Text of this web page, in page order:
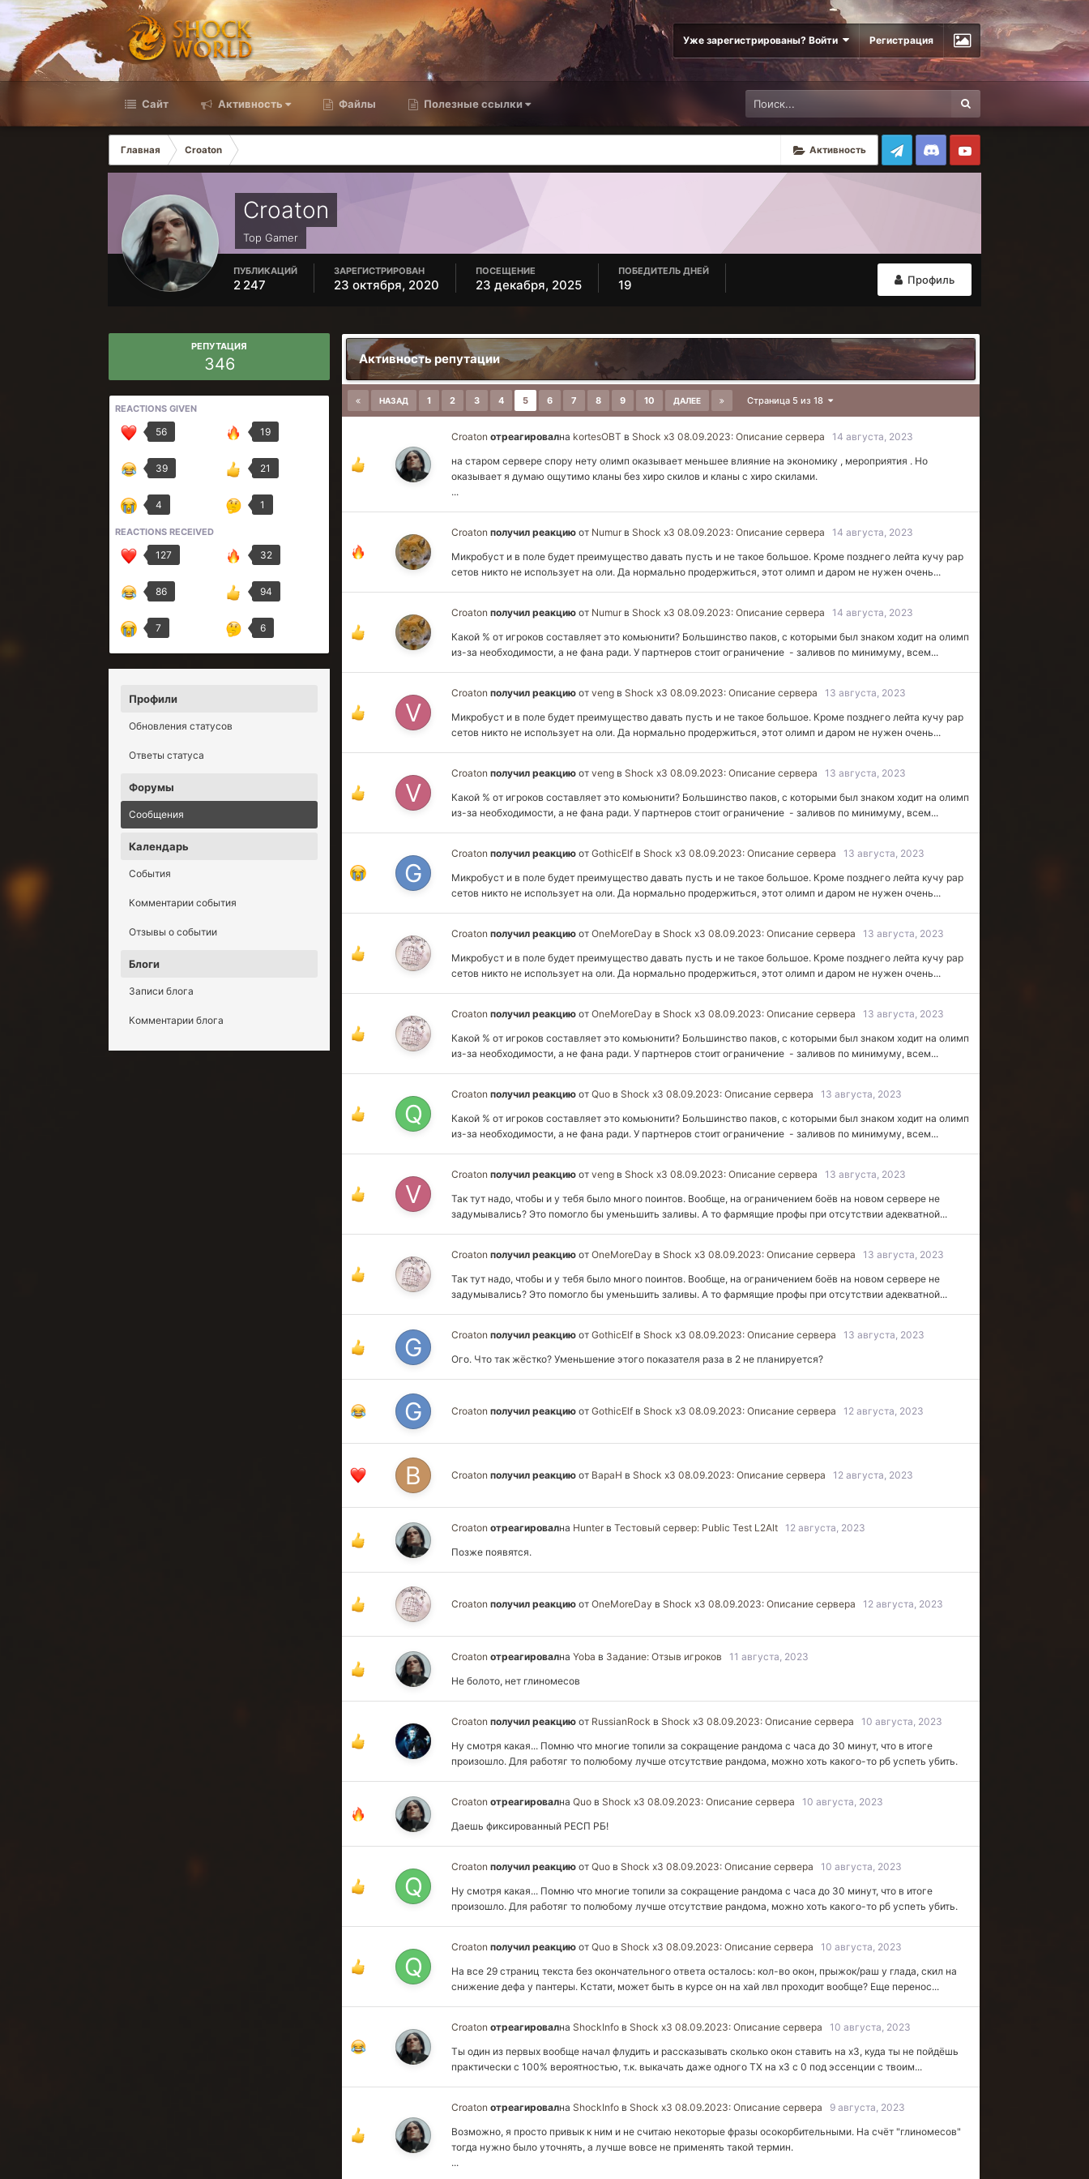
Уже зарегистрированы? Войти Регистрация
Сайт Активность Файлы Полезные ссылки
Активность
Главная Croaton
Croaton
Top Gamer
Профиль
ПУБЛИКАЦИЙ
2 247
ЗАРЕГИСТРИРОВАН
23 октября, 2020
ПОСЕЩЕНИЕ
23 декабря, 2025
ПОБЕДИТЕЛЬ ДНЕЙ
19
РЕПУТАЦИЯ
346
REACTIONS GIVEN
56 19
39 21
4 1
REACTIONS RECEIVED
127 32
86 94
7 6
Профили
Обновления статусов
Ответы статуса
Форумы
Сообщения
Календарь
События
Комментарии события
Отзывы о событии
Блоги
Записи блога
Комментарии блога
Активность репутации
НАЗАД 1 2 3 4 5 6 7 8 9 10 ДАЛЕЕ Страница 5 из 18
Croaton отреагировална kortesOBT вShock x3 08.09.2023: Описание сервера
14 августа, 2023
на старом сервере спору нету олимп оказывает меньшее влияние на экономику , мероприятия . Но
оказывает я думаю ощутимо кланы без хиро скилов и кланы с хиро скилами.
...
Croaton получил реакцию от Numur вShock x3 08.09.2023: Описание сервера
14 августа, 2023
Микробуст и в поле будет преимущество давать пусть и не такое большое. Кроме позднего лейта кучу рар
сетов никто не использует на оли. Да нормально продержиться, этот олимп и даром не нужен очень...
Croaton получил реакцию от Numur вShock x3 08.09.2023: Описание сервера
14 августа, 2023
Какой % от игроков составляет это комьюнити? Большинство паков, с которыми был знаком ходит на олимп
из-за необходимости, а не фана ради. У партнеров стоит ограничение - заливов по минимуму, всем...
Croaton получил реакцию отveng вShock x3 08.09.2023: Описание сервера
13 августа, 2023
Микробуст и в поле будет преимущество давать пусть и не такое большое. Кроме позднего лейта кучу рар
сетов никто не использует на оли. Да нормально продержиться, этот олимп и даром не нужен очень...
Croaton получил реакцию отveng вShock x3 08.09.2023: Описание сервера
13 августа, 2023
Какой % от игроков составляет это комьюнити? Большинство паков, с которыми был знаком ходит на олимп
из-за необходимости, а не фана ради. У партнеров стоит ограничение - заливов по минимуму, всем...
Croaton получил реакцию отGothicElf вShock x3 08.09.2023: Описание сервера
13 августа, 2023
Микробуст и в поле будет преимущество давать пусть и не такое большое. Кроме позднего лейта кучу рар
сетов никто не использует на оли. Да нормально продержиться, этот олимп и даром не нужен очень...
Croaton получил реакцию отOneMoreDay вShock x3 08.09.2023: Описание сервера
13 августа, 2023
Микробуст и в поле будет преимущество давать пусть и не такое большое. Кроме позднего лейта кучу рар
сетов никто не использует на оли. Да нормально продержиться, этот олимп и даром не нужен очень...
Croaton получил реакцию отOneMoreDay вShock x3 08.09.2023: Описание сервера
13 августа, 2023
Какой % от игроков составляет это комьюнити? Большинство паков, с которыми был знаком ходит на олимп
из-за необходимости, а не фана ради. У партнеров стоит ограничение - заливов по минимуму, всем...
Croaton получил реакцию отQuo вShock x3 08.09.2023: Описание сервера
13 августа, 2023
Какой % от игроков составляет это комьюнити? Большинство паков, с которыми был знаком ходит на олимп
из-за необходимости, а не фана ради. У партнеров стоит ограничение - заливов по минимуму, всем...
Croaton получил реакцию отveng вShock x3 08.09.2023: Описание сервера
13 августа, 2023
Так тут надо, чтобы и у тебя было много поинтов. Вообще, на ограничением боёв на новом сервере не
задумывались? Это помогло бы уменьшить заливы. А то фармящие профы при отсутствии адекватной...
Croaton получил реакцию отOneMoreDay вShock x3 08.09.2023: Описание сервера
13 августа, 2023
Так тут надо, чтобы и у тебя было много поинтов. Вообще, на ограничением боёв на новом сервере не
задумывались? Это помогло бы уменьшить заливы. А то фармящие профы при отсутствии адекватной...
Croaton получил реакцию отGothicElf вShock x3 08.09.2023: Описание сервера
13 августа, 2023
Ого. Что так жёстко? Уменьшение этого показателя раза в 2 не планируется?
Croaton получил реакцию отGothicElf вShock x3 08.09.2023: Описание сервера 12 августа, 2023
Croaton получил реакцию от BapaH вShock x3 08.09.2023: Описание сервера 12 августа, 2023
Croaton отреагировална Hunter вТестовый сервер: Public Test L2Alt
12 августа, 2023
Позже появятся.
Croaton получил реакцию отOneMoreDay вShock x3 08.09.2023: Описание сервера 12 августа, 2023
Croaton отреагировалнаYoba в Задание: Отзыв игроков
11 августа, 2023
Не болото, нет глиномесов
Croaton получил реакцию от RussianRock вShock x3 08.09.2023: Описание сервера
10 августа, 2023
Ну смотря какая... Помню что многие топили за сокращение рандома с часа до 30 минут, что в итоге
произошло. Для работяг то полюбому лучше отсутствие рандома, можно хоть какого-то рб успеть убить.
Croaton отреагировалнаQuo вShock x3 08.09.2023: Описание сервера
10 августа, 2023
Даешь фиксированный РЕСП РБ!
Croaton получил реакцию отQuo вShock x3 08.09.2023: Описание сервера
10 августа, 2023
Ну смотря какая... Помню что многие топили за сокращение рандома с часа до 30 минут, что в итоге
произошло. Для работяг то полюбому лучше отсутствие рандома, можно хоть какого-то рб успеть убить.
Croaton получил реакцию отQuo вShock x3 08.09.2023: Описание сервера
10 августа, 2023
На все 29 страниц текста без окончательного ответа осталось: кол-во окон, прыжок/раш у глада, скил на
снижение дефа у пантеры. Кстати, может быть в курсе он на хай лвл проходит вообще? Еще перенос...
Croaton отреагировалнаShockInfo вShock x3 08.09.2023: Описание сервера
10 августа, 2023
Ты один из первых вообще начал флудить и рассказывать сколько окон ставить на х3, куда ты не пойдёшь
практически с 100% вероятностью, т.к. выкачать даже одного ТХ на х3 с 0 под эссенции с твоим...
Croaton отреагировалнаShockInfo вShock x3 08.09.2023: Описание сервера
9 августа, 2023
Возможно, я просто привык к ним и не считаю некоторые фразы осокорбительными. На счёт "глиномесов"
тогда нужно было уточнять, а лучше вовсе не применять такой термин.
...